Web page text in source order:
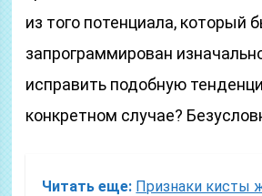
из того потенциала, который
запрограммирован
исправить подобную
конкретном случае?
Читать еще: Признаки кисты